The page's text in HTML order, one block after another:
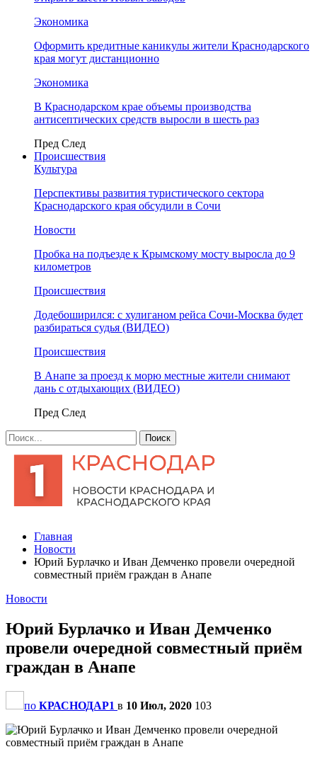
Экономика
Оформить кредитные каникулы жители Краснодарского
края могут дистанционно
Экономика
В Краснодарском крае объемы производства
антисептических средств выросли в шесть раз
Пред След
Происшествия
Культура
Перспективы развития туристического сектора
Краснодарского края обсудили в Сочи
Новости
Пробка на подъезде к Крымскому мосту выросла до 9
километров
Происшествия
Додебоширился: с хулиганом рейса Сочи-Москва будет
разбираться судья (ВИДЕО)
Происшествия
В Анапе за проезд к морю местные жители снимают
дань с отдыхающих (ВИДЕО)
Пред След
Главная
Новости
Юрий Бурлачко и Иван Демченко провели очередной
совместный приём граждан в Анапе
Новости
Юрий Бурлачко и Иван Демченко
провели очередной совместный приём
граждан в Анапе
по КРАСНОДАР1 в 10 Июл, 2020 103